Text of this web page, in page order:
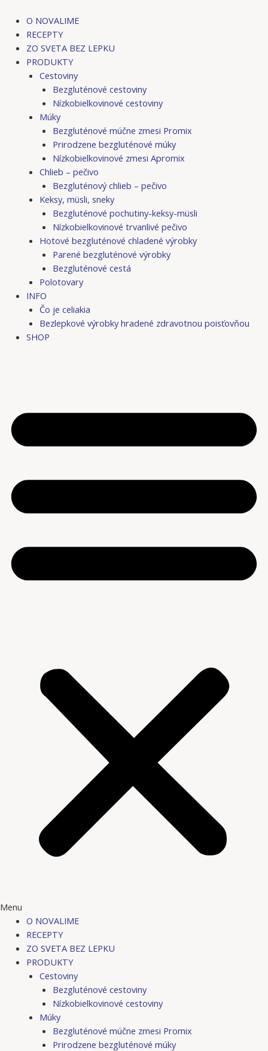
obsah
O NOVALIME
RECEPTY
ZO SVETA BEZ LEPKU
PRODUKTY
Cestoviny
Bezgluténové cestoviny
Nízkobielkovinové cestoviny
Múky
Bezgluténové múčne zmesi Promix
Prirodzene bezgluténové múky
Nízkobielkovinové zmesi Apromix
Chlieb – pečivo
Bezgluténový chlieb – pečivo
Keksy, müsli, sneky
Bezgluténové pochutiny-keksy-müsli
Nízkobielkovinové trvanlivé pečivo
Hotové bezgluténové chladené výrobky
Parené bezgluténové výrobky
Bezgluténové cestá
Polotovary
INFO
Čo je celiakia
Bezlepkové výrobky hradené zdravotnou poisťovňou
SHOP
Menu
O NOVALIME
RECEPTY
ZO SVETA BEZ LEPKU
PRODUKTY
Cestoviny
Bezgluténové cestoviny
Nízkobielkovinové cestoviny
Múky
Bezgluténové múčne zmesi Promix
Prirodzene bezgluténové múky
navigation